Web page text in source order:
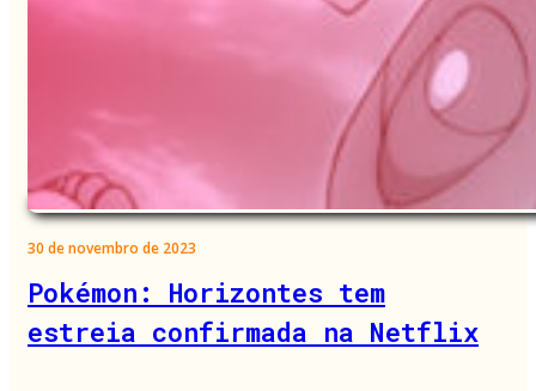
30 de novembro de 2023
Pokémon: Horizontes tem
estreia confirmada na Netflix